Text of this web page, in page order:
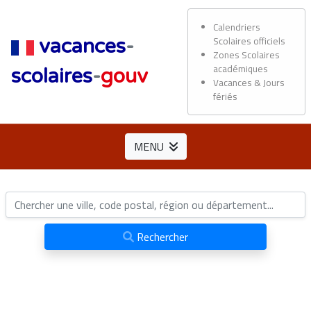
vacances-
scolaires-gouv
Calendriers
Scolaires officiels
Zones Scolaires
académiques
Vacances & Jours
fériés
MENU
Rechercher